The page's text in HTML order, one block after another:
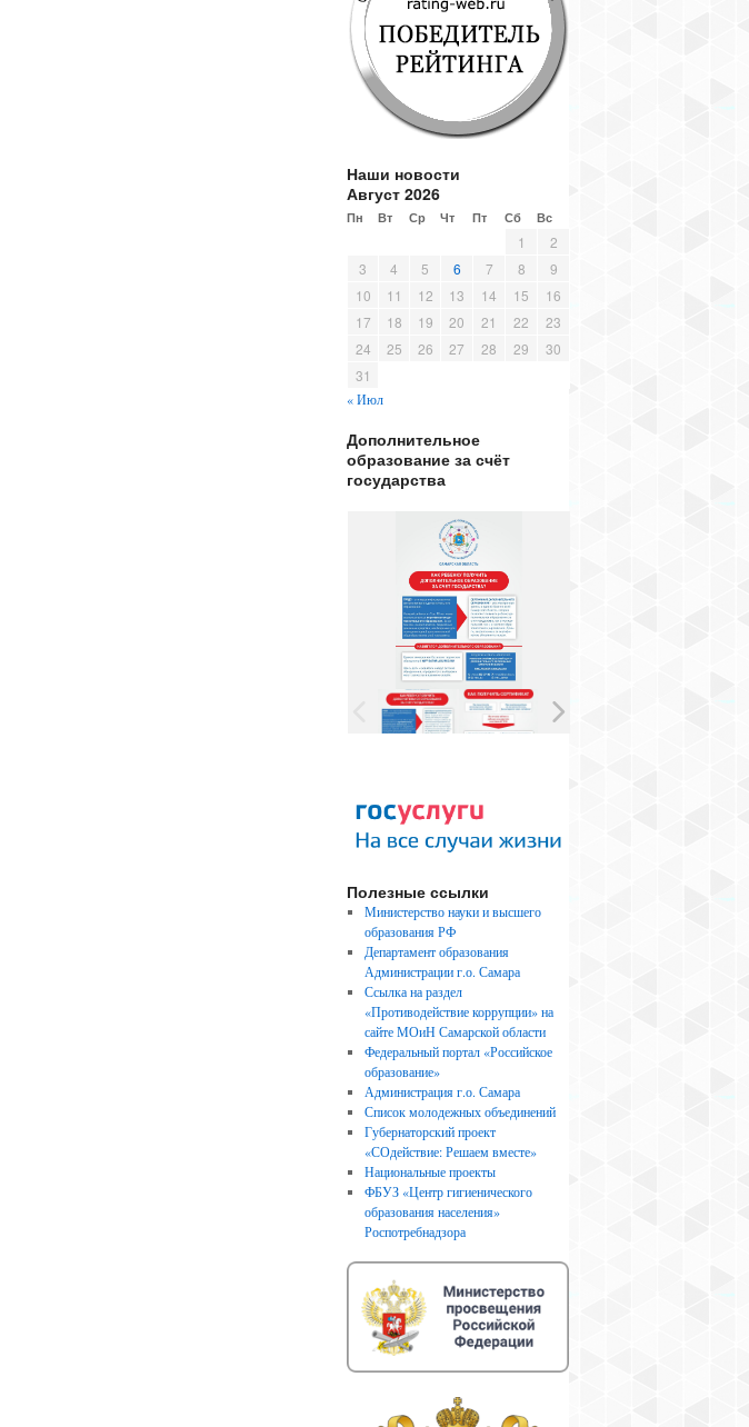
Наши новости
Август 2026
Пн Вт Ср Чт Пт Сб Вс
1
2
3
4 5 6 7 8
9
10
11 12 13 14 15
16
17
18 19 20 21 22
23
24
25 26 27 28 29
30
31
« Июл
Дополнительное
образование за счёт
государства
Полезные ссылки
Министерство науки и высшего
образования РФ
Департамент образования
Администрации г.о. Самара
Ссылка на раздел
«Противодействие коррупции» на
сайте МОиН Самарской области
Федеральный портал «Российское
образование»
Администрация г.о. Самара
Список молодежных объединений
Губернаторский проект
«СОдействие: Решаем вместе»
Национальные проекты
ФБУЗ «Центр гигиенического
образования населения»
Роспотребнадзора